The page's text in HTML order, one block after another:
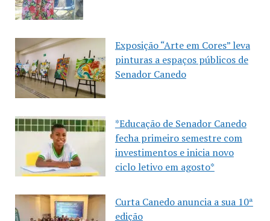
Exposição “Arte em Cores” leva
pinturas a espaços públicos de
Senador Canedo
*Educação de Senador Canedo
fecha primeiro semestre com
investimentos e inicia novo
ciclo letivo em agosto*
Curta Canedo anuncia a sua 10ª
edição